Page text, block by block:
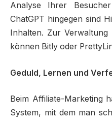
Analyse Ihrer
ChatGPT hingegen sind
Inhalten. Zur
können Bitly oder
Geduld, Lernen und
Beim Affiliate-Marketing
System, mit dem man